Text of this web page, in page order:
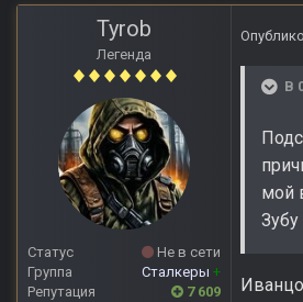
Tyrob
Легенда
Статус
Не в сети
Группа
Сталкеры +
Репутация
7 609
В
мой
Зубу